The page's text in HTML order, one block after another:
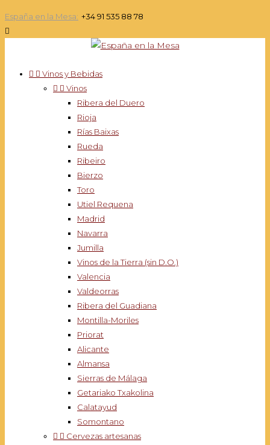
España en la Mesa: +34 91 535 88 78

  Vinos y Bebidas
  Vinos
Ribera del Duero
Rioja
Rías Baixas
Rueda
Ribeiro
Bierzo
Toro
Utiel Requena
Madrid
Navarra
Jumilla
Vinos de la Tierra (sin D.O.)
Valencia
Valdeorras
Ribera del Guadiana
Montilla-Moriles
Priorat
Alicante
Almansa
Sierras de Málaga
Getariako Txakolina
Calatayud
Somontano
  Cervezas artesanas